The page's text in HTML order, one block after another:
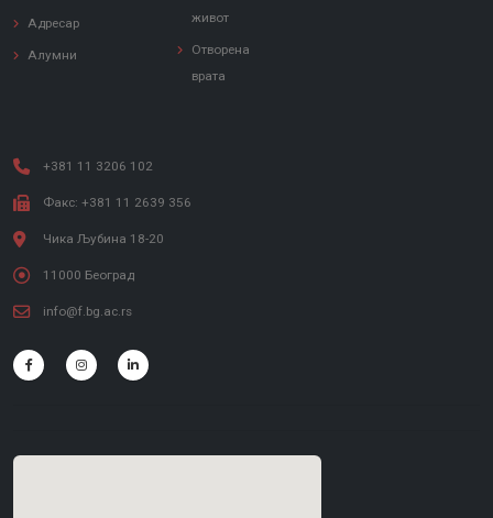
Адресар
Алумни
живот
Отворена
врата
+381 11 3206 102
Факс: +381 11 2639 356
Чика Љубина 18-20
11000 Београд
info@f.bg.ac.rs